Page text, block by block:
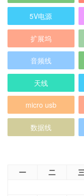
5V电源
扩展坞
音频线
天线
micro usb
数据线
一 二